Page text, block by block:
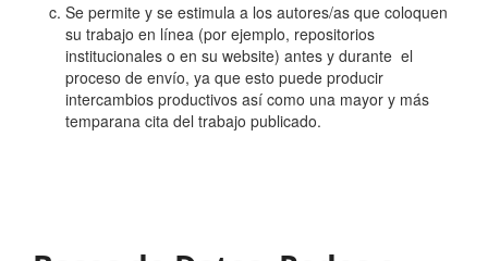
Se permite y se estimula a los autores/as que coloquen
su trabajo en línea (por ejemplo, repositorios
institucionales o en su website) antes y durante el
proceso de envío, ya que esto puede producir
intercambios productivos así como una mayor y más
temparana cita del trabajo publicado.